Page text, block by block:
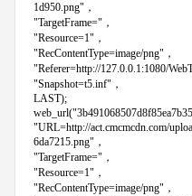
1d950.png"，
"TargetFrame="，
"Resource=1"，
"RecContentType=image/png"，
"Referer=http://127.0.0.1:1080/
"Snapshot=t5.inf"，
LAST);
"URL=http://act.cmcmcdn.com/
6da7215.png"，
"TargetFrame="，
"Resource=1"，
"RecContentType=image/png"，